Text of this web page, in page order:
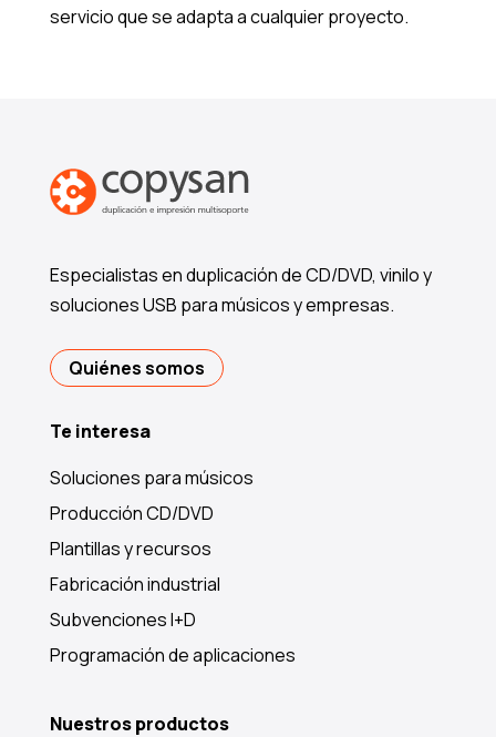
servicio que se adapta a cualquier proyecto.
Especialistas en duplicación de CD/DVD, vinilo y
soluciones USB para músicos y empresas.
Quiénes somos
Te interesa
Soluciones para músicos
Producción CD/DVD
Plantillas y recursos
Fabricación industrial
Subvenciones I+D
Programación de aplicaciones
Nuestros productos